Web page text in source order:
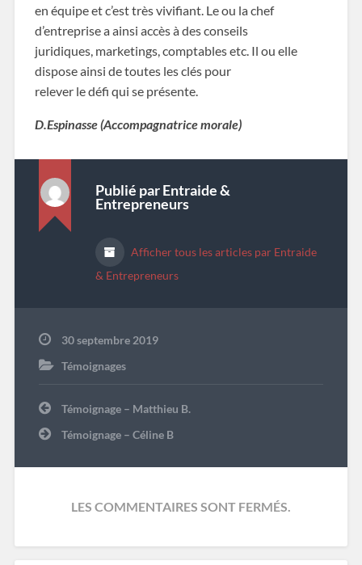
en équipe et c’est très vivifiant. Le ou la chef
d’entreprise a ainsi accès à des conseils
juridiques, marketings, comptables etc. Il ou elle
dispose ainsi de toutes les clés pour
relever le défi qui se présente.
D.Espinasse (Accompagnatrice morale)
Publié parEntraide &
Entrepreneurs
Afficher tous les articles par Entraide
& Entrepreneurs
30 septembre 2019
Témoignages
Navigation
de
l’article
Témoignage – Matthieu B.
Témoignage – Céline B
LES COMMENTAIRES SONT FERMÉS.